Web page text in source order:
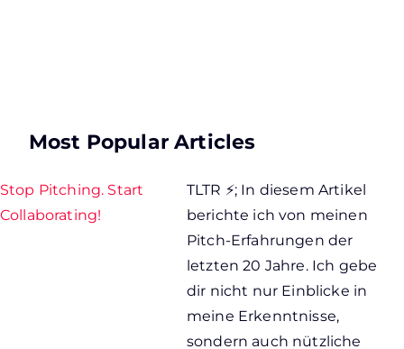
Most Popular Articles
Stop Pitching. Start
Collaborating!
TLTR ⚡; In diesem Artikel
berichte ich von meinen
Pitch-Erfahrungen der
letzten 20 Jahre. Ich gebe
dir nicht nur Einblicke in
meine Erkenntnisse,
sondern auch nützliche